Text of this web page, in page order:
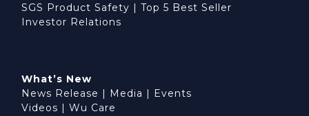
SGS Product Safety | Top 5 Best Seller
Investor Relations
What’s New
News Release | Media | Events
Videos | Wu Care